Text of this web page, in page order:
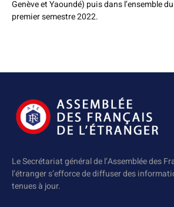
Genève et Yaoundé) puis dans l’ensemble
premier semestre 2022.
Le Secrétariat général de l’Assemblée des
l’étranger s’efforce de diffuser des
tenues à jour.